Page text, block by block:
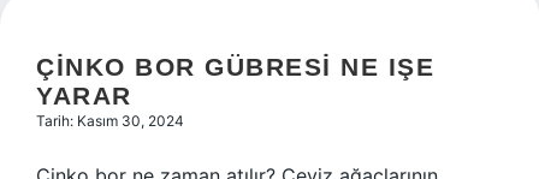
ÇINKO BOR GÜBRESI NE IŞE
YARAR
Tarih: Kasım 30, 2024